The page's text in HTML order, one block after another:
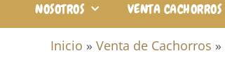
NOSOTROS VENTA CACHORROS
Inicio » Venta de Cachorros »